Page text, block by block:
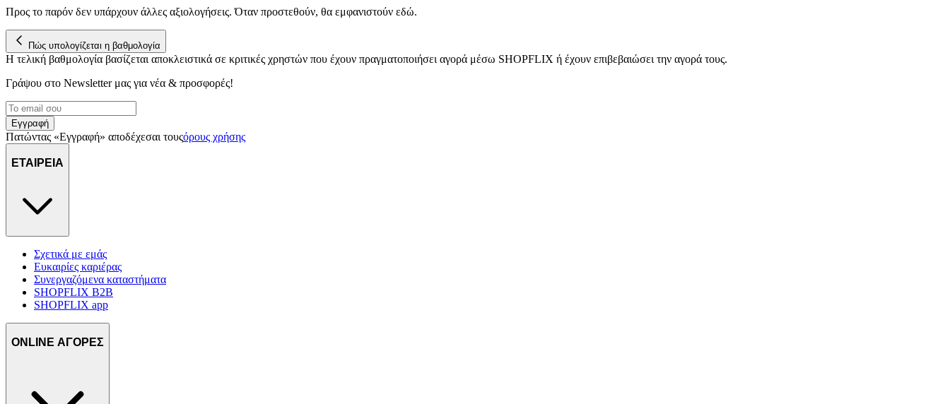
Προς το παρόν δεν υπάρχουν άλλες αξιολογήσεις. Όταν προστεθούν, θα εμφανιστούν εδώ.
Πώς υπολογίζεται η βαθμολογία
Η τελική βαθμολογία βασίζεται αποκλειστικά σε κριτικές χρηστών που έχουν πραγματοποιήσει αγορά μέσω SHOPFLIX ή έχουν επιβεβαιώσει την αγορά τους.
Γράψου στο Νewsletter μας για νέα & προσφορές!
Εγγραφή
Πατώντας «Εγγραφή» αποδέχεσαι τουςόρους χρήσης
ΕΤΑΙΡΕΙΑ
Σχετικά με εμάς
Ευκαιρίες καριέρας
Συνεργαζόμενα καταστήματα
SHOPFLIX B2B
SHOPFLIX app
ONLINE ΑΓΟΡΕΣ